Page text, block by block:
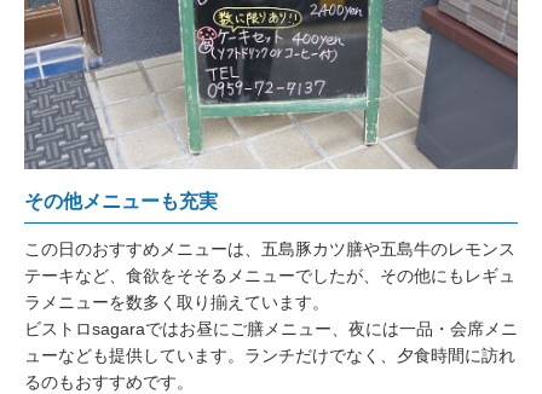
その他メニューも充実
この日のおすすめメニューは、五島豚カツ膳や五島牛のレモンス
テーキなど、食欲をそそるメニューでしたが、その他にもレギュ
ラメニューを数多く取り揃えています。
ビストロsagaraではお昼にご膳メニュー、夜には一品・会席メニ
ューなども提供しています。ランチだけでなく、夕食時間に訪れ
るのもおすすめです。